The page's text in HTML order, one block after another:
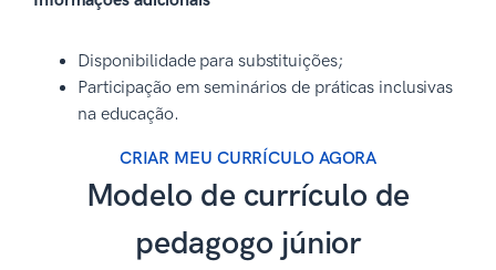
Disponibilidade para substituições;
Participação em seminários de práticas inclusivas
na educação.
CRIAR MEU CURRÍCULO AGORA
Modelo de currículo de
pedagogo júnior